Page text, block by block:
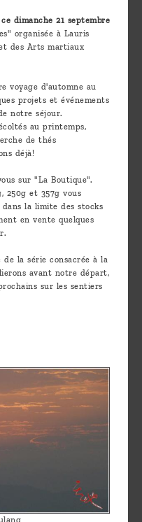
ce dimanche 21 septembre
organisée à Lauris
des Arts martiaux
voyage d'automne au
projets et événements
notre séjour.
au printemps,
de thés
déjà!
sur "La Boutique".
250g et 357g vous
la limite des stocks
en vente quelques
la série consacrée à la
avant notre départ,
sur les sentiers